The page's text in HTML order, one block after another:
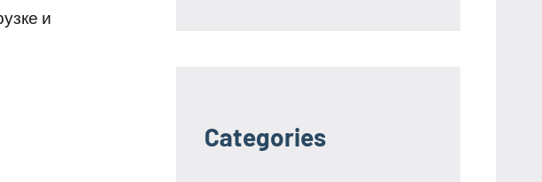
и
Categories